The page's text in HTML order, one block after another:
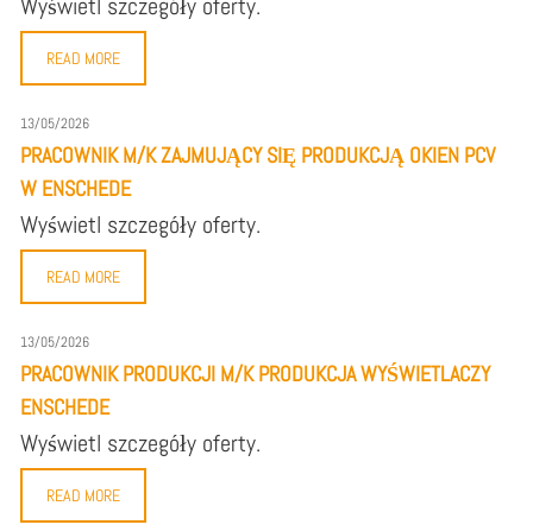
READ MORE
13/05/2026
PRACOWNIK M/K ZAJMUJĄCY SIĘ PRODUKCJĄ OKIEN PCV
W ENSCHEDE
Wyświetl szczegóły oferty.
READ MORE
13/05/2026
PRACOWNIK PRODUKCJI M/K PRODUKCJA WYŚWIETLACZY
ENSCHEDE
Wyświetl szczegóły oferty.
READ MORE